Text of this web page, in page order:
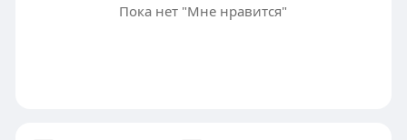
Пока нет "Мне нравится"